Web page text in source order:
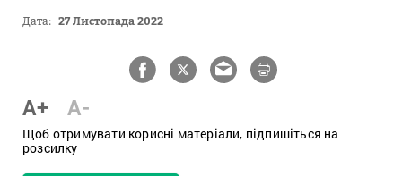
Дата: 27 Листопада 2022
A+ A-
Щоб отримувати корисні матеріали, підпишіться на
розсилку